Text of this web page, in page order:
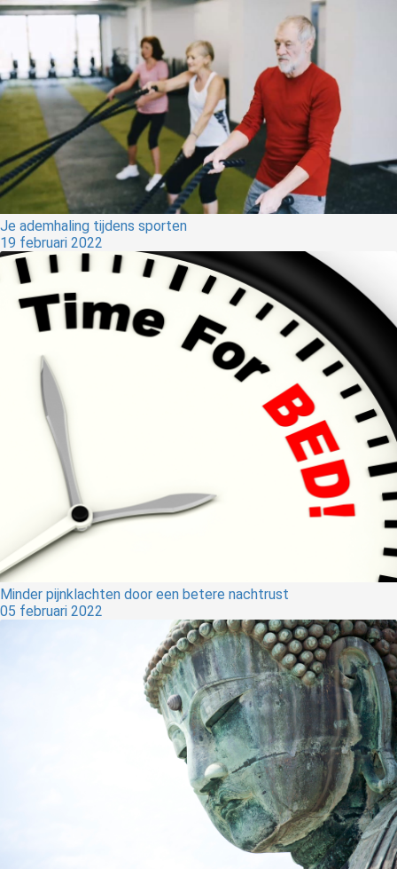
Je ademhaling tijdens sporten
19 februari 2022
Minder pijnklachten door een betere nachtrust
05 februari 2022